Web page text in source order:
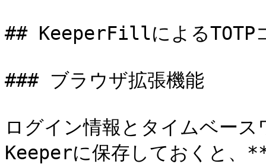
## KeeperFillによるTOTP
### ブラウザ拡張機能
ログイン情報とタイムベー
Keeperに保存しておくと、